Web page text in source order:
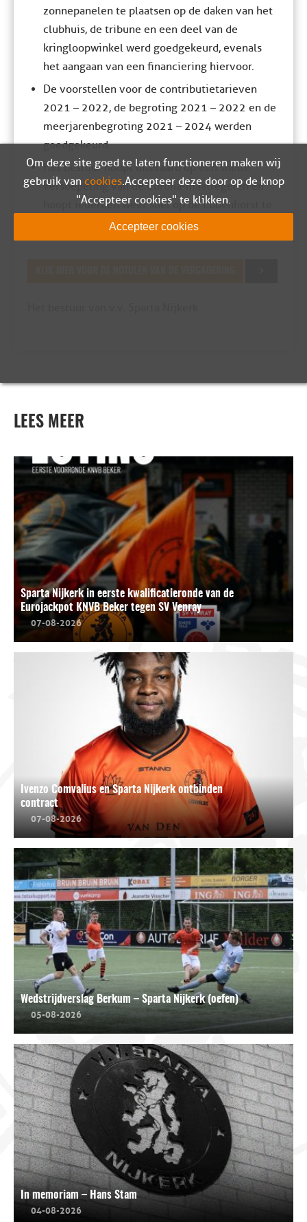
zonnepanelen te plaatsen op de daken van het
clubhuis, de tribune en een deel van de
kringloopwinkel werd goedgekeurd, evenals
het aangaan van een financiering hiervoor.
De voorstellen voor de contributietarieven
2021 – 2022, de begroting 2021 – 2022 en de
meerjarenbegroting 2021 – 2024 werden
goedgekeurd.
Het bestuur hoopt uiteraard op een snelle
versoepeling van de Corona-maatregelen en
hoopt iedereen weer snel op de Ebbenhorst te
mogen begroeten.
LEES MEER
Sparta Nijkerk in eerste kwalificatieronde van de
Eurojackpot KNVB Beker tegen SV Venray
07-08-2026
Ivenzo Comvalius en Sparta Nijkerk ontbinden
contract
07-08-2026
Wedstrijdverslag Berkum – Sparta Nijkerk (oefen)
05-08-2026
In memoriam – Hans Stam
04-08-2026
Om deze site goed te laten functioneren maken wij
gebruik van cookies. Accepteer deze door op de knop
"Accepteer cookies" te klikken.
Accepteer cookies